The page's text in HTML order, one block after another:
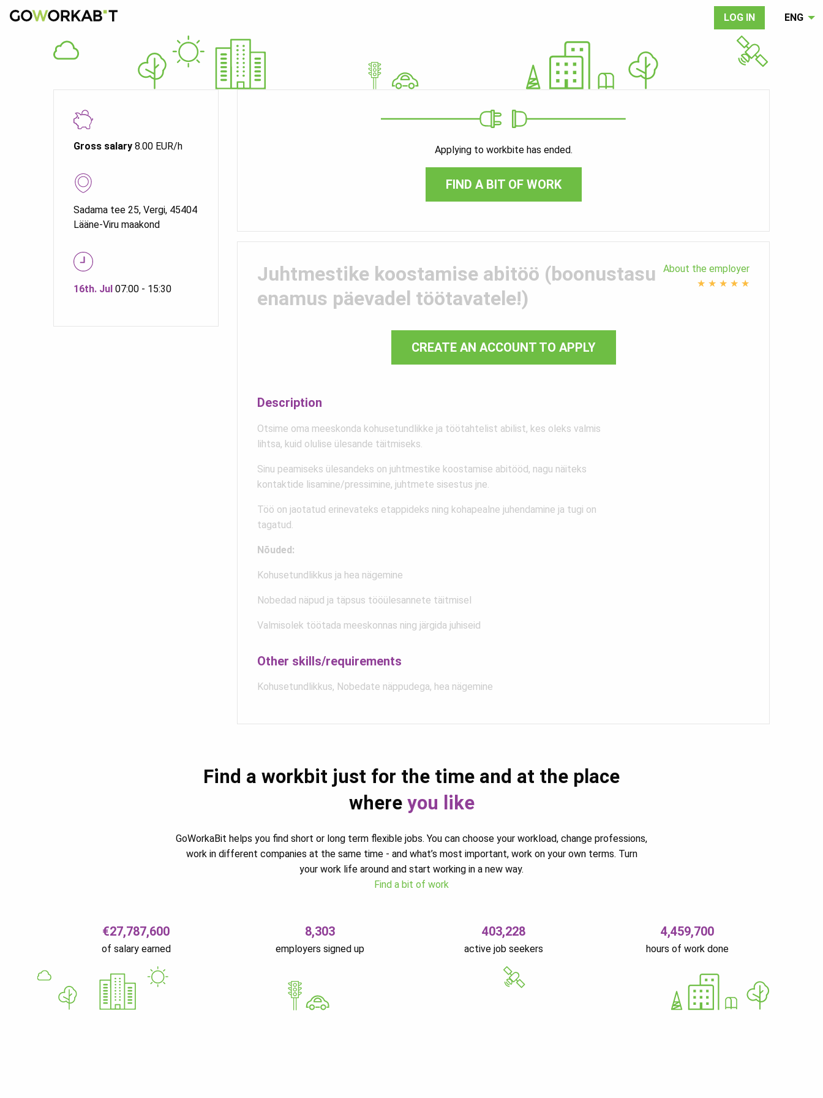
LOG IN ENG
Gross salary 8.00 EUR/h
Sadama tee 25, Vergi, 45404
Lääne-Viru maakond
16th. Jul 07:00 - 15:30
Applying to workbite has ended.
FIND A BIT OF WORK
Juhtmestike koostamise abitöö (boonustasu
enamus päevadel töötavatele!)
About the employer
★ ★ ★ ★ ★
CREATE AN ACCOUNT TO APPLY
Description
Otsime oma meeskonda kohusetundlikke ja töötahtelist abilist, kes oleks valmis
lihtsa, kuid olulise ülesande täitmiseks.
Sinu peamiseks ülesandeks on juhtmestike koostamise abitööd, nagu näiteks
kontaktide lisamine/pressimine, juhtmete sisestus jne.
Töö on jaotatud erinevateks etappideks ning kohapealne juhendamine ja tugi on
tagatud.
Nõuded:
Kohusetundlikkus ja hea nägemine
Nobedad näpud ja täpsus tööülesannete täitmisel
Valmisolek töötada meeskonnas ning järgida juhiseid
Other skills/requirements
Kohusetundlikkus, Nobedate näppudega, hea nägemine
Find a workbit just for the time and at the place
where you like
GoWorkaBit helps you find short or long term flexible jobs. You can choose your workload, change professions,
work in different companies at the same time - and what’s most important, work on your own terms. Turn
your work life around and start working in a new way.
Find a bit of work
€27,787,600
of salary earned
8,303
employers signed up
403,228
active job seekers
4,459,700
hours of work done